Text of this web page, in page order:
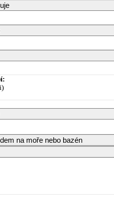
Září 2026
ÚT ST ČT PÁ
27 159 24 379 31 309 31 309
s výhledem na moře nebo bazén